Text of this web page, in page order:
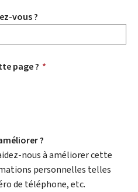
vous ?
page ? *
?
nous à améliorer cette
personnelles telles
de téléphone, etc.